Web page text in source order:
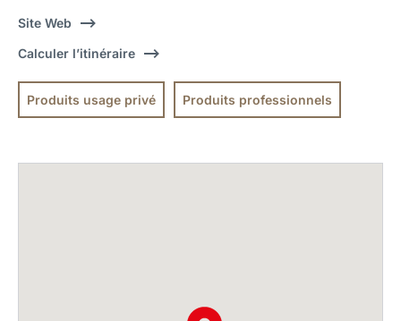
Site Web
Calculer l’itinéraire
Produits usage privé Produits professionnels